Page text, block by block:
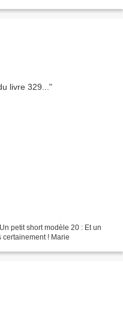
petit short modèle 20 : Et un
certainement ! Marie